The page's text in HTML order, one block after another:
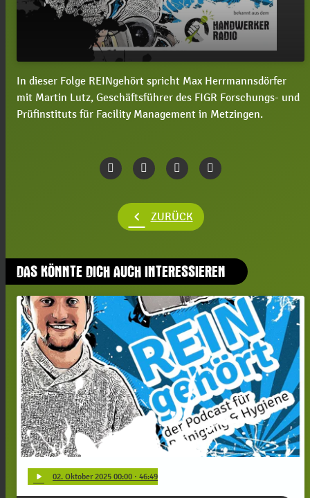
play_arrow #17 REINgehört mit Martin Lutz
00:00 13:38
In dieser Folge REINgehört spricht Max Herrmannsdörfer
mit Martin Lutz, Geschäftsführer des FIGR Forschungs- und
Prüfinstituts für Facility Management in Metzingen.
chevron_left ZURÜCK
DAS KÖNNTE DICH AUCH INTERESSIEREN
play_arrow 02. Oktober 2025 00:00 · 46:49